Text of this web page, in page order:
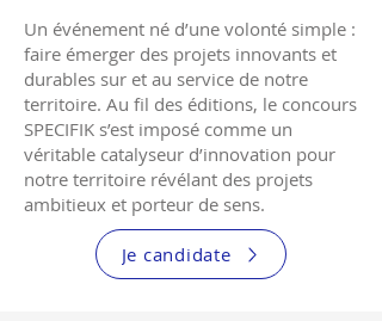
Un événement né d’une volonté simple :
faire émerger des projets innovants et
durables sur et au service de notre
territoire. Au fil des éditions, le concours
SPECIFIK s’est imposé comme un
véritable catalyseur d’innovation pour
notre territoire révélant des projets
ambitieux et porteur de sens.
Je candidate